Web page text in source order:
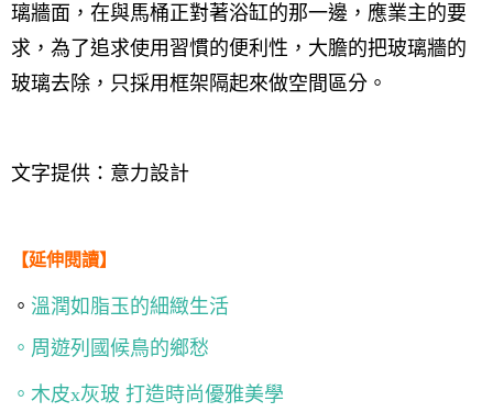
璃牆面，在與馬桶正對著浴缸的那一邊，應業主的要
求，為了追求使用習慣的便利性，大膽的把玻璃牆的
玻璃去除，只採用框架隔起來做空間區分。
文字提供：意力設計
【延伸閱讀】
。 溫潤如脂玉的細緻生活
。周遊列國候鳥的鄉愁
。木皮x灰玻 打造時尚優雅美學